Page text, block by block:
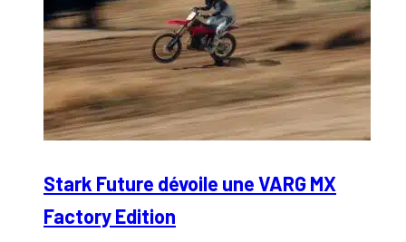
Stark Future dévoile une VARG MX
Factory Edition